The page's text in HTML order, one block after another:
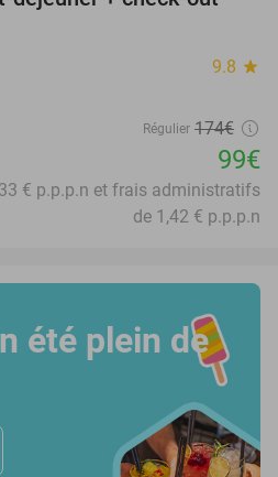
9.8 star
Régulier 174€
99€
€ p.p.p.n et frais administratifs
de 1,42 € p.p.p.n
été plein de